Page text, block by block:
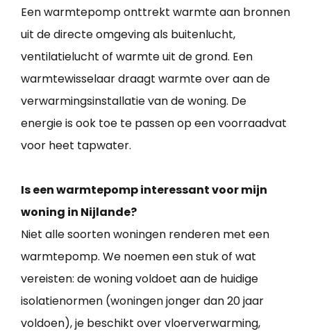
Een warmtepomp onttrekt warmte aan bronnen
uit de directe omgeving als buitenlucht,
ventilatielucht of warmte uit de grond. Een
warmtewisselaar draagt warmte over aan de
verwarmingsinstallatie van de woning. De
energie is ook toe te passen op een voorraadvat
voor heet tapwater.
Is een warmtepomp interessant voor mijn
woning in Nijlande?
Niet alle soorten woningen renderen met een
warmtepomp. We noemen een stuk of wat
vereisten: de woning voldoet aan de huidige
isolatienormen (woningen jonger dan 20 jaar
voldoen), je beschikt over vloerverwarming,